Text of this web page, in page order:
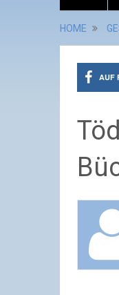
HOME
AUF